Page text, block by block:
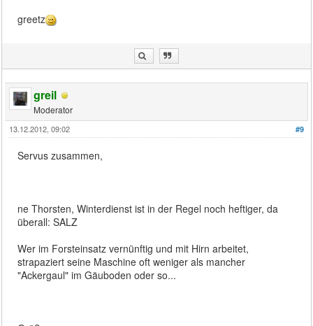
greetz
greil
Moderator
#9
13.12.2012, 09:02
Servus zusammen,
ne Thorsten, Winterdienst ist in der Regel noch heftiger, da
überall: SALZ
Wer im Forsteinsatz vernünftig und mit Hirn arbeitet,
strapaziert seine Maschine oft weniger als mancher
"Ackergaul" im Gäuboden oder so...